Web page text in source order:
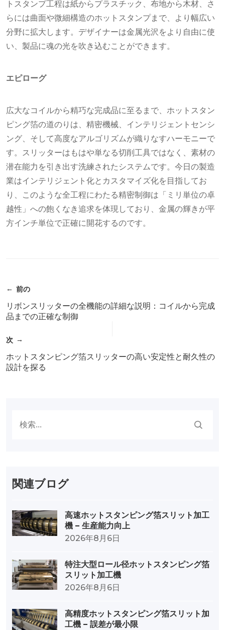
トスタンプ工程は紙からプラスチック、布地から木材、さ
らには曲面や微細構造のホットスタンプまで、より幅広い
分野に拡大します。デザイナーは金属光沢をより自由に使
い、製品に魂の光を吹き込むことができます。
エピローグ
広大なコイルから精巧な完成品に至るまで、ホットスタン
ピング箔の道のりは、精密機械、インテリジェントセンシ
ング、そして高度なアルゴリズムが織りなすハーモニーで
す。スリッターはもはや単なる切削工具ではなく、素材の
潜在能力を引き出す洗練されたシステムです。今日の製造
業はインテリジェント化とカスタマイズ化を目指してお
り、このような全工程にわたる精密制御は「ミリ単位の卓
越性」への飽くなき追求を体現しており、金属の輝きが平
方インチ単位で正確に開花するのです。
前の
リボンスリッターの全機能の詳細な説明：コイルから完成
品までの正確な制御
次
ホットスタンピング箔スリッターの高い安定性と耐久性の
設計を探る
関連ブログ
高速ホットスタンピング箔スリット加工
機 – 生産能力向上
2026年8月6日
特注大型ロール径ホットスタンピング箔
スリット加工機
2026年8月6日
高精度ホットスタンピング箔スリット加
工機 – 誤差が最小限